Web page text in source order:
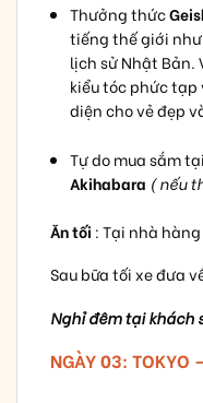
Thưởng thức
tiếng thế giới
lịch sử Nhật Bản.
kiểu tóc phức
diện cho vẻ đẹp
Tự do mua sắm
Akihabara ( nếu
Ăn tối : Tại nhà
Sau bữa tối xe đưa
Nghỉ đêm tại khách
NGÀY 03: TOKYO